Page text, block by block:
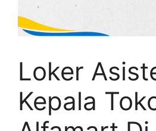
Loker
Kepala